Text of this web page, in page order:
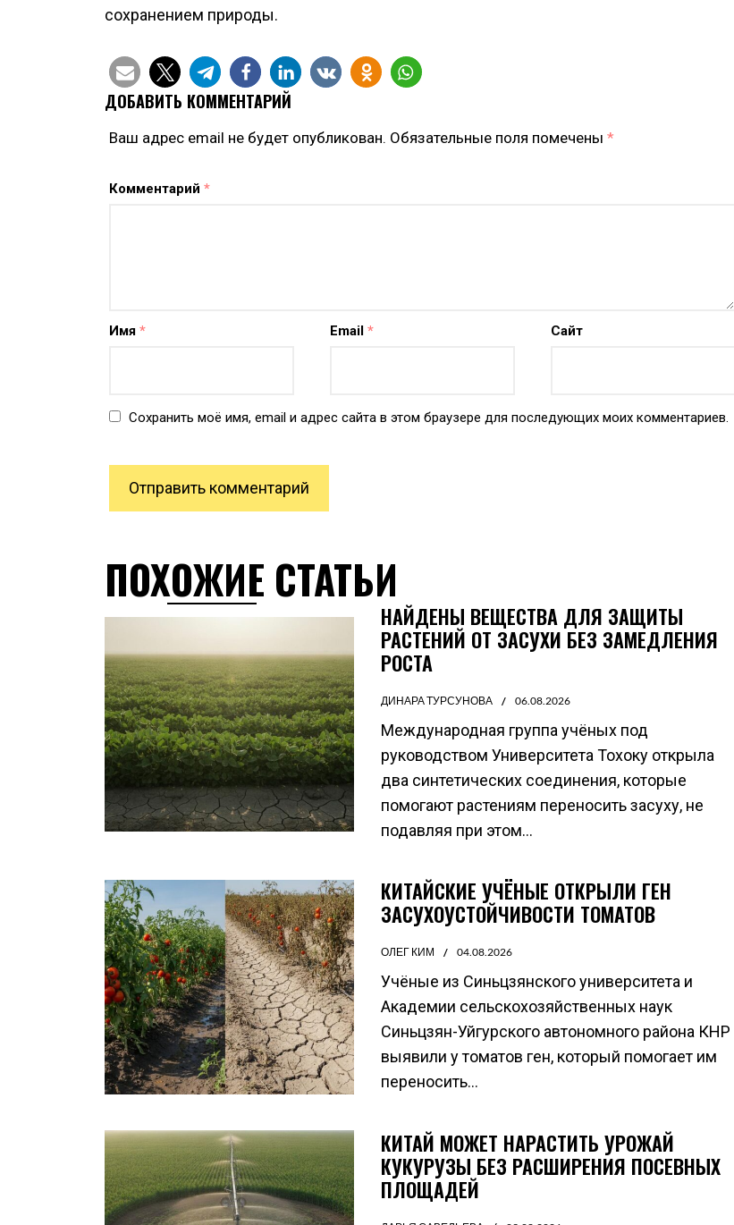
сохранением природы.
ДОБАВИТЬ КОММЕНТАРИЙ
Ваш адрес email не будет опубликован. Обязательные поля помечены *
Комментарий *
Имя * Email * Сайт
Сохранить моё имя, email и адрес сайта в этом браузере для последующих моих комментариев.
ПОХОЖИЕ СТАТЬИ
НАЙДЕНЫ ВЕЩЕСТВА ДЛЯ ЗАЩИТЫ
РАСТЕНИЙ ОТ ЗАСУХИ БЕЗ ЗАМЕДЛЕНИЯ
РОСТА
ДИНАРА ТУРСУНОВА 06.08.2026
Международная группа учёных под
руководством Университета Тохоку открыла
два синтетических соединения, которые
помогают растениям переносить засуху, не
подавляя при этом...
КИТАЙСКИЕ УЧЁНЫЕ ОТКРЫЛИ ГЕН
ЗАСУХОУСТОЙЧИВОСТИ ТОМАТОВ
ОЛЕГ КИМ 04.08.2026
Учёные из Синьцзянского университета и
Академии сельскохозяйственных наук
Синьцзян-Уйгурского автономного района КНР
выявили у томатов ген, который помогает им
переносить...
КИТАЙ МОЖЕТ НАРАСТИТЬ УРОЖАЙ
КУКУРУЗЫ БЕЗ РАСШИРЕНИЯ ПОСЕВНЫХ
ПЛОЩАДЕЙ